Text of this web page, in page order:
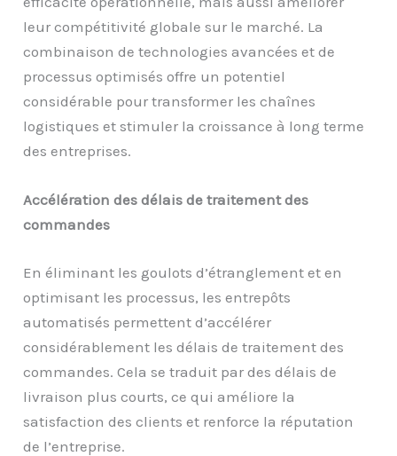
leur compétitivité globale sur le marché. La
combinaison de technologies avancées et de
processus optimisés offre un potentiel
considérable pour transformer les chaînes
logistiques et stimuler la croissance à long terme
des entreprises.
Accélération des délais de traitement des
commandes
En éliminant les goulots d’étranglement et en
optimisant les processus, les entrepôts
automatisés permettent d’accélérer
considérablement les délais de traitement des
commandes. Cela se traduit par des délais de
livraison plus courts, ce qui améliore la
satisfaction des clients et renforce la réputation
de l’entreprise.